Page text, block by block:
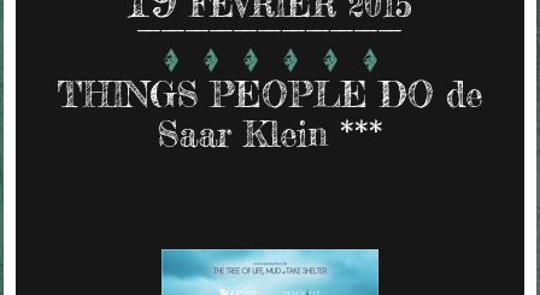
THINGS PEOPLE DO de
Saar Klein ***